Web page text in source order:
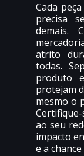
Cada
precisa
demais.
atrito
todas.
produto
protejam
mesmo o
ao seu
impacto
e a